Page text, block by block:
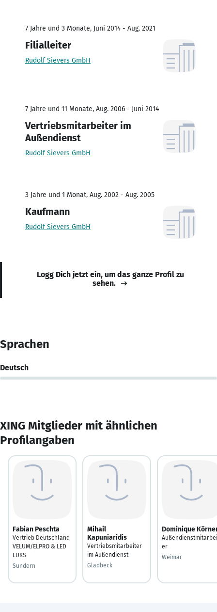
7 Jahre und 3 Monate, Juni 2014 - Aug. 2021
Filialleiter
Rudolf Sievers GmbH
7 Jahre und 11 Monate, Aug. 2006 - Juni 2014
Vertriebsmitarbeiter im
Außendienst
Rudolf Sievers GmbH
3 Jahre und 1 Monat, Aug. 2002 - Aug. 2005
Kaufmann
Rudolf Sievers GmbH
Logg Dich jetzt ein, um das ganze Profil zu
sehen.
Sprachen
Deutsch
XING Mitglieder mit ähnlichen
Profilangaben
Fabian Peschta
Vertrieb Deutschland
VELUM/ELPRO & LED
LUKS
Sundern
Mihail
Kapuniaridis
Vertriebsmitarbeiter
im Außendienst
Gladbeck
Dominique
er
Weimar